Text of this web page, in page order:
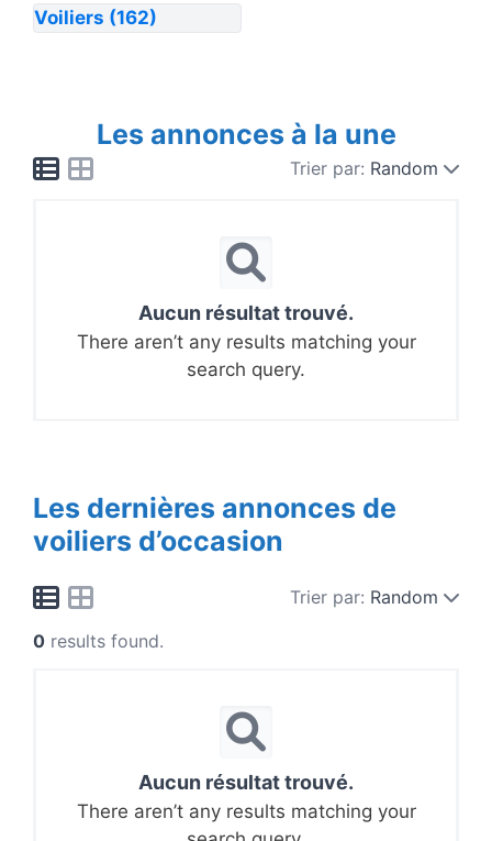
Voiliers (162)
Les annonces à la une
Trier par: Random
Aucun résultat trouvé.
There aren’t any results matching your
search query.
Les dernières annonces de
voiliers d’occasion
Trier par: Random
0 results found.
Aucun résultat trouvé.
There aren’t any results matching your